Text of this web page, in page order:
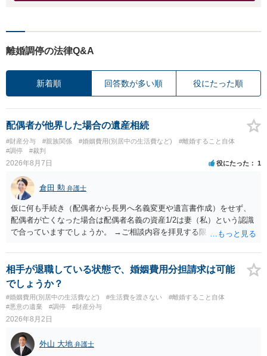
離婚調停の法律Q&A
新着順 回答数が多い順 役にたった順
配偶者が他界した場合の遺産相続
#財産分与 #親族関係 #婚姻費用(別居中の生活費など)
#離婚すること自体
#調停
#裁判
2026年8月7日 役にたった 1
倉田 勲 弁護士
仮に何も手続き（配偶者から長男へ名義変更や遺言書作成）をせず、
配偶者が亡くなった場合は配偶者名義の資産1/2は妻（私）という認識
で合っていますでしょうか。 →ご相談内容を拝見する限りでは、その
完全に所有する場合は、他の相続人に対して自宅の評価額の１/２の代
償金の支払いが必要になります。
相手が退職している状態で、婚姻費用分担請求は可能
でしょうか？
#婚姻費用(別居中の生活費など) #生活費を渡さない
#離婚すること自体
#悪意の遺棄
#調停 #財産分与
2026年8月2日
外山 大地 弁護士